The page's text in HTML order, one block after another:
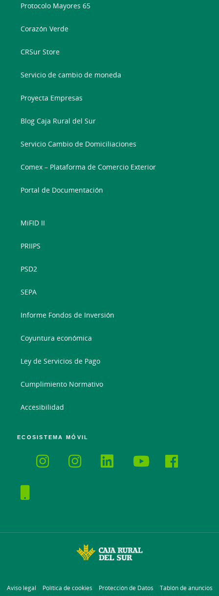
Protocolo Mayores 65
Corazón Verde
CRSur Store
Servicio de cambio de moneda
Proyecta Empresas
Blog Caja Rural del Sur
Servicio Cambio de Domiciliaciones
Comex – Plataforma de Comercio Exterior
Portal de Documentación
MiFID II
PRIIPS
PSD2
SEPA
Informe Fondos de Inversión
Coyuntura económica
Ley de Servicios de Pago
Cumplimiento Normativo
Accesibilidad
ECOSISTEMA MÓVIL
Aviso legal Política de cookies Protección de Datos Tablón de anuncios